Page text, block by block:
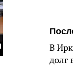
В
долг